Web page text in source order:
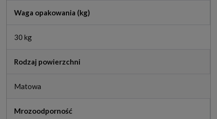
Waga opakowania (kg)
30 kg
Rodzaj powierzchni
Matowa
Mrozoodporność